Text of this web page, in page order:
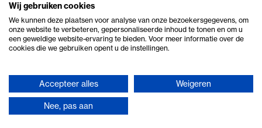
© 2026 Ome Piet Verhuur
Privacy en cookie beleid
Wij gebruiken cookies
We kunnen deze plaatsen voor analyse van onze bezoekersgegevens, om
onze website te verbeteren, gepersonaliseerde inhoud te tonen en om u
een geweldige website-ervaring te bieden. Voor meer informatie over de
cookies die we gebruiken opent u de instellingen.
Accepteer alles Weigeren
Nee, pas aan